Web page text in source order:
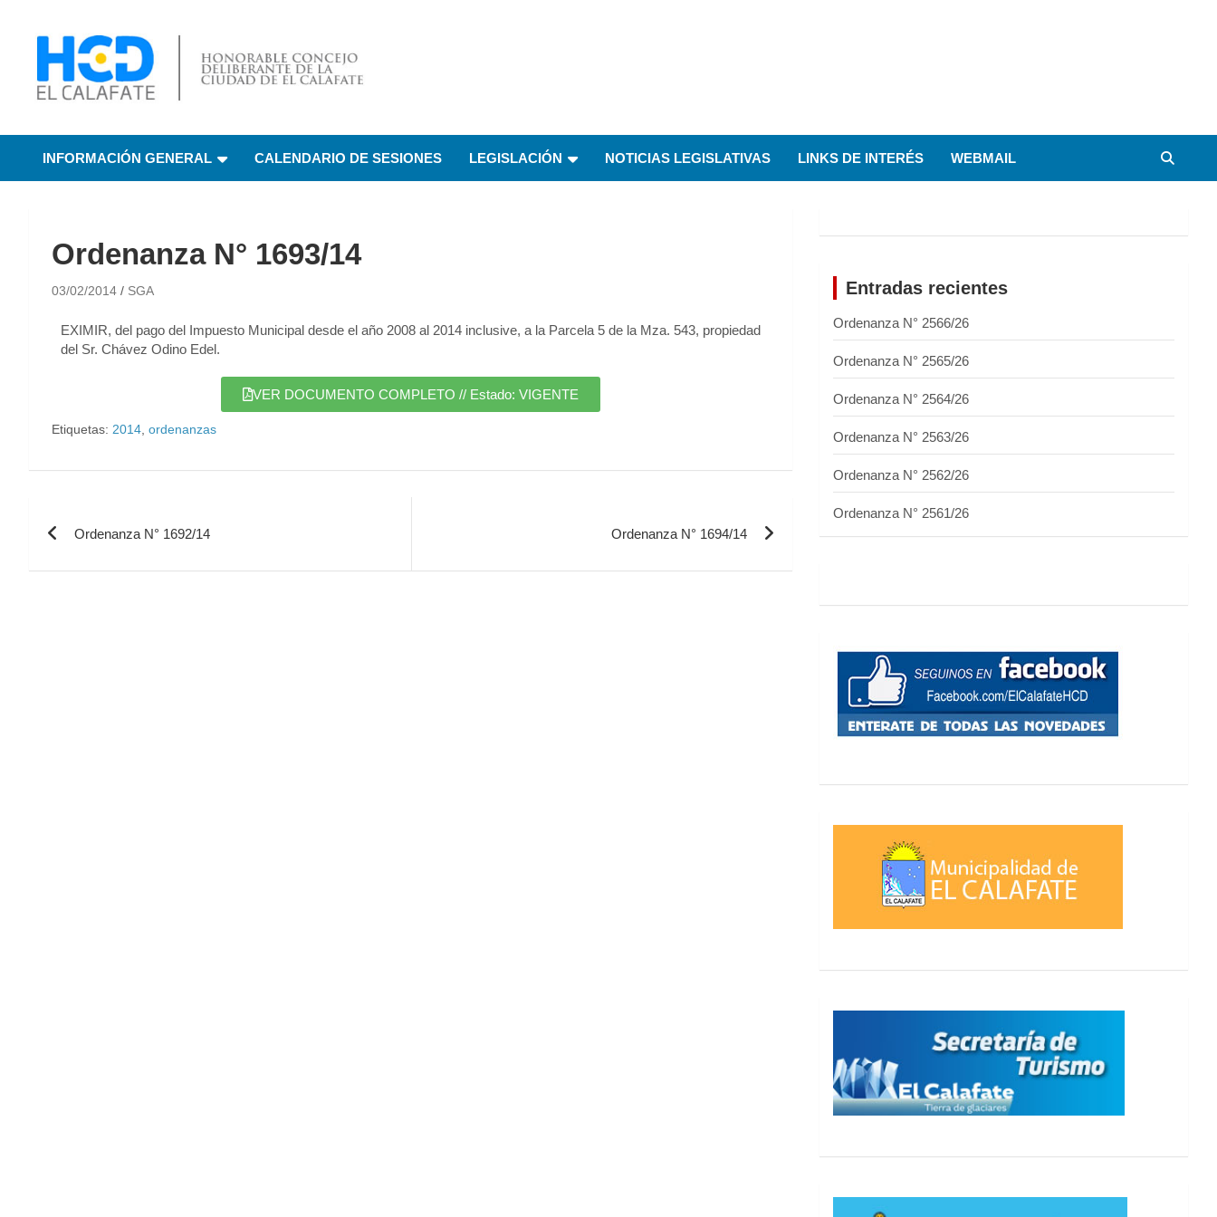
Honorable Concejo
Deliberante de El
INFORMACIÓN GENERAL CALENDARIO DE SESIONES LEGISLACIÓN NOTICIAS LEGISLATIVAS LINKS DE INTERÉS WEBMAIL
Ordenanza N° 1693/14
03/02/2014 SGA
EXIMIR, del pago del Impuesto Municipal desde el año 2008 al 2014 inclusive, a la Parcela 5 de la Mza. 543, propiedad
del Sr. Chávez Odino Edel.
VER DOCUMENTO COMPLETO // Estado: VIGENTE
Etiquetas: 2014, ordenanzas
Ordenanza N° 1692/14 Ordenanza N° 1694/14
Entradas recientes
Ordenanza N° 2566/26
Ordenanza N° 2565/26
Ordenanza N° 2564/26
Ordenanza N° 2563/26
Ordenanza N° 2562/26
Ordenanza N° 2561/26